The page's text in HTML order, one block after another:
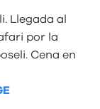
Llegada al
por la
Cena en